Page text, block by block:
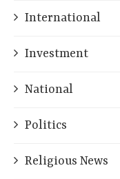
International
Investment
National
Politics
Religious News